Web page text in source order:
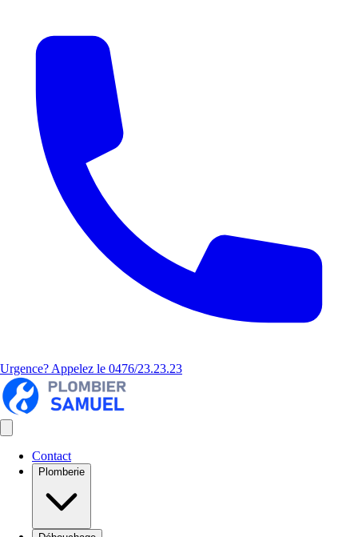
Urgence? Appelez le 0476/23.23.23
Contact
Plomberie